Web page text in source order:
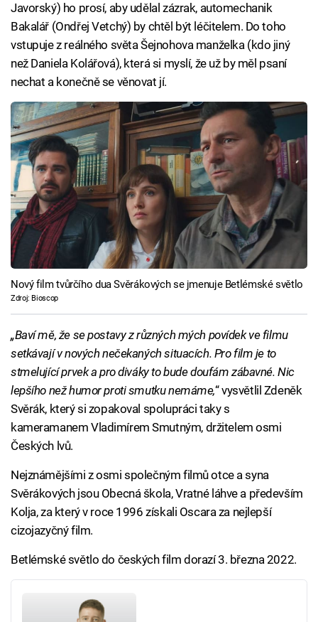
Javorský) ho prosí, aby udělal zázrak, automechanik
Bakalář (Ondřej Vetchý) by chtěl být léčitelem. Do toho
vstupuje z reálného světa Šejnohova manželka (kdo jiný
než Daniela Kolářová), která si myslí, že už by měl psaní
nechat a konečně se věnovat jí.
Nový film tvůrčího dua Svěrákových se jmenuje Betlémské světlo
Zdroj: Bioscop
„Baví mě, že se postavy z různých mých povídek ve filmu
setkávají v nových nečekaných situacích. Pro film je to
stmelující prvek a pro diváky to bude doufám zábavné. Nic
lepšího než humor proti smutku nemáme,“ vysvětlil Zdeněk
Svěrák, který si zopakoval spolupráci taky s
kameramanem Vladimírem Smutným, držitelem osmi
Českých lvů.
Nejznámějšími z osmi společným filmů otce a syna
Svěrákových jsou Obecná škola, Vratné láhve a především
Kolja, za který v roce 1996 získali Oscara za nejlepší
cizojazyčný film.
Betlémské světlo do českých film dorazí 3. března 2022.